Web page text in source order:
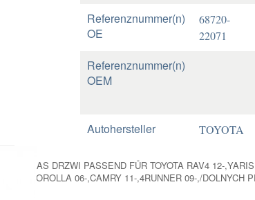
Referenznummer(n)
OE
68720-
22071
Referenznummer(n)
OEM
Autohersteller TOYOTA
ZAWIAS DRZWI PASSEND FÜR TOYOTA RAV4 12-
07-,COROLLA 06-,CAMRY 11-,4RUNNER 09-,/DOLNYCH